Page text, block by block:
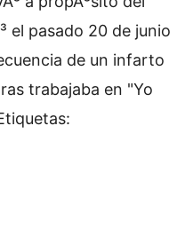
el pasado 20 de junio
de un infarto
trabajaba en "Yo